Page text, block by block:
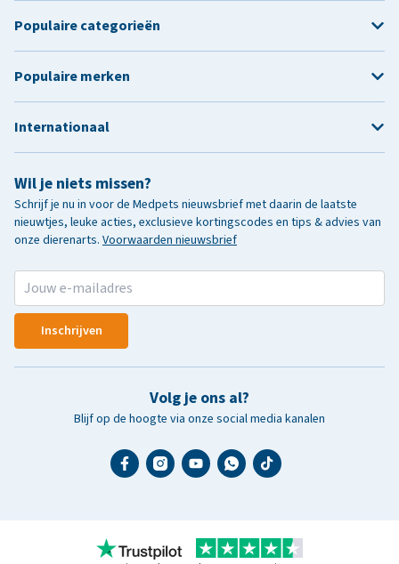
Wil je niets missen?
Schrijf je nu in voor de Medpets nieuwsbrief met daarin de laatste
nieuwtjes, leuke acties, exclusieve kortingscodes en tips & advies van
onze dierenarts. Voorwaarden nieuwsbrief
Inschrijven
Volg je ons al?
Blijf op de hoogte via onze social media kanalen
Populaire categorieën
Populaire merken
Internationaal